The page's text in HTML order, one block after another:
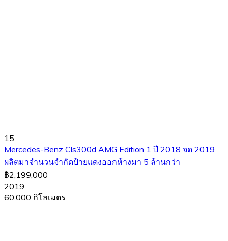
15
Mercedes-Benz Cls300d AMG Edition 1 ปี 2018 จด 2019
ผลิตมาจำนวนจำกัดป้ายแดงออกห้างมา 5 ล้านกว่า
฿2,199,000
2019
60,000 กิโลเมตร